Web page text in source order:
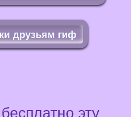
друзьям гиф
эту